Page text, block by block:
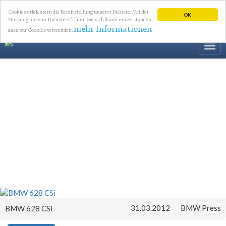
OK
Cookies erleichtern die Bereitstellung unserer Dienste. Mit der
Nutzung unserer Dienste erklären Sie sich damit einverstanden,
dass wir Cookies verwenden.mehr Informationen
BMW 628 CSi 31.03.2012 BMW Press